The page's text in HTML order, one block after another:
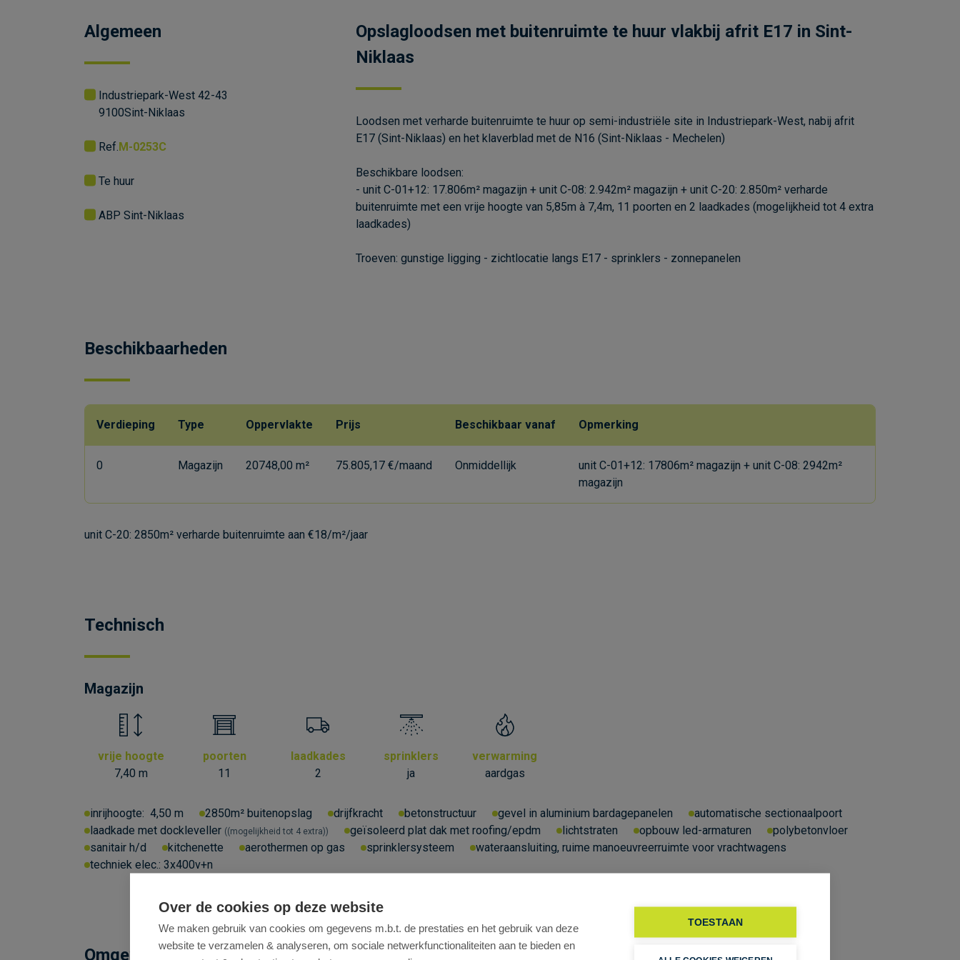
Algemeen
Sint-Niklaas
9100
Industriepark-West 42-43
Ref.M-0253C
Te huur
ABP Sint-Niklaas
Opslagloodsen met buitenruimte te huur vlakbij afrit E17 in Sint-
Niklaas
Loodsen met verharde buitenruimte te huur op semi-industriële site in Industriepark-West, nabij afrit
E17 (Sint-Niklaas) en het klaverblad met de N16 (Sint-Niklaas - Mechelen)
Beschikbare loodsen:
- unit C-01+12: 17.806m² magazijn + unit C-08: 2.942m² magazijn + unit C-20: 2.850m² verharde
buitenruimte met een vrije hoogte van 5,85m à 7,4m, 11 poorten en 2 laadkades (mogelijkheid tot 4 extra
laadkades)
Troeven: gunstige ligging - zichtlocatie langs E17 - sprinklers - zonnepanelen
Beschikbaarheden
Verdieping Type Oppervlakte Prijs Beschikbaar vanaf Opmerking
0 Magazijn 20748,00 m² 75.805,17 €/maand Onmiddellijk
unit C-01+12: 17806m² magazijn + unit C-08: 2942m²
magazijn
unit C-20: 2850m² verharde buitenruimte aan €18/m²/jaar
Technisch
Magazijn
vrije hoogte
7,40 m
poorten
11
laadkades
2
sprinklers
ja
verwarming
aardgas
inrijhoogte: 4,50 m 2850m² buitenopslag drijfkracht betonstructuur gevel in aluminium bardagepanelen
automatische sectionaalpoort
laadkade met dockleveller
(mogelijkheid tot 4 extra) geïsoleerd plat dak met roofing/epdm lichtstraten opbouw led-armaturen
polybetonvloer
sanitair h/d
kitchenette aerothermen op gas sprinklersysteem
wateraansluiting, ruime manoeuvreerruimte voor vrachtwagens
techniek elec.: 3x400v+n
Omgeving
Over de cookies op deze website
We maken gebruik van cookies om gegevens m.b.t. de prestaties en het gebruik van deze
website te verzamelen & analyseren, om sociale netwerkfunctionaliteiten aan te bieden en
TOESTAAN